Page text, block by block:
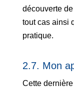
découverte
tout cas ainsi
pratique.
2.7. Mon
Cette